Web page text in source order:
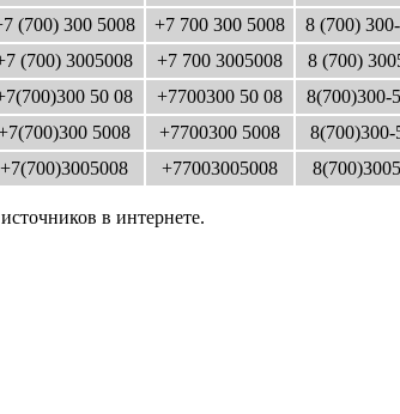
(700) 300 5008 +7 700 300 5008 8 (700)
(700) 3005008 +7 700 3005008 8 (700)
50 08 +7700300 50 08 8(700)300-
5008 +7700300 5008 8(700)300-
+7(700)3005008 +77003005008
в интернете.